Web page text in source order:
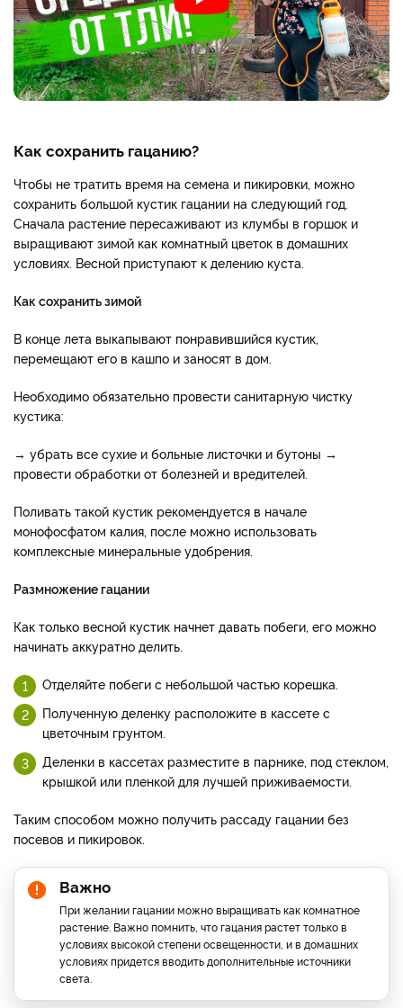
Как сохранить гацанию?
Чтобы не тратить время на семена и пикировки, можно
сохранить большой кустик гацании на следующий год.
Сначала растение пересаживают из клумбы в горшок и
выращивают зимой как комнатный цветок в домашних
условиях. Весной приступают к делению куста.
Как сохранить зимой
В конце лета выкапывают понравившийся кустик,
перемещают его в кашпо и заносят в дом.
Необходимо обязательно провести санитарную чистку
кустика:
→ убрать все сухие и больные листочки и бутоны →
провести обработки от болезней и вредителей.
Поливать такой кустик рекомендуется в начале
монофосфатом калия, после можно использовать
комплексные минеральные удобрения.
Размножение гацании
Как только весной кустик начнет давать побеги, его можно
начинать аккуратно делить.
Отделяйте побеги с небольшой частью корешка.
Полученную деленку расположите в кассете с
цветочным грунтом.
Деленки в кассетах разместите в парнике, под стеклом,
крышкой или пленкой для лучшей приживаемости.
Таким способом можно получить рассаду гацании без
посевов и пикировок.
Важно
При желании гацании можно выращивать как комнатное
растение. Важно помнить, что гацания растет только в
условиях высокой степени освещенности, и в домашних
условиях придется вводить дополнительные источники
света.